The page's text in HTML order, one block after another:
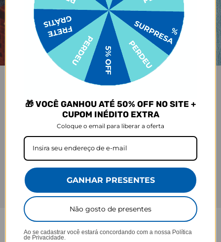
🎁 VOCÊ GANHOU ATÉ 50% OFF NO SITE +
CUPOM INÉDITO EXTRA
Coloque o email para liberar a oferta
GANHAR PRESENTES
Não gosto de presentes
Ao se cadastrar você estará concordando com a nossa Política
de Privacidade.